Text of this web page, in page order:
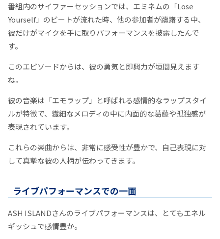
番組内のサイファーセッションでは、エミネムの「Lose
Yourself」のビートが流れた時、他の参加者が躊躇する中、
彼だけがマイクを手に取りパフォーマンスを披露したんで
す。
このエピソードからは、彼の勇気と即興力が垣間見えます
ね。
彼の音楽は「エモラップ」と呼ばれる感情的なラップスタイ
ルが特徴で、繊細なメロディの中に内面的な葛藤や孤独感が
表現されています。
これらの楽曲からは、非常に感受性が豊かで、自己表現に対
して真摯な彼の人柄が伝わってきます。
ライブパフォーマンスでの一面
ASH ISLANDさんのライブパフォーマンスは、とてもエネル
ギッシュで感情豊か。